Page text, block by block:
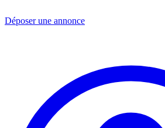
Déposer une annonce